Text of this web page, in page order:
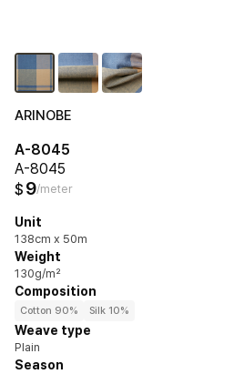
ARINOBE
A-8045
A-8045
$ 9/meter
Unit
138cm x 50m
Weight
130g/m²
Composition
Cotton 90% Silk 10%
Weave type
Plain
Season